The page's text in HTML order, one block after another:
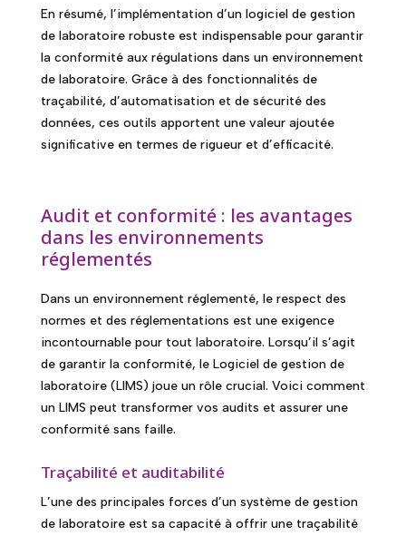
En résumé, l’implémentation d’un logiciel de gestion
de laboratoire robuste est indispensable pour garantir
la conformité aux régulations dans un environnement
de laboratoire. Grâce à des fonctionnalités de
traçabilité, d’automatisation et de sécurité des
données, ces outils apportent une valeur ajoutée
significative en termes de rigueur et d’efficacité.
Audit et conformité : les avantages
dans les environnements
réglementés
Dans un environnement réglementé, le respect des
normes et des réglementations est une exigence
incontournable pour tout laboratoire. Lorsqu’il s’agit
de garantir la conformité, le Logiciel de gestion de
laboratoire (LIMS) joue un rôle crucial. Voici comment
un LIMS peut transformer vos audits et assurer une
conformité sans faille.
Traçabilité et auditabilité
L’une des principales forces d’un système de gestion
de laboratoire est sa capacité à offrir une traçabilité